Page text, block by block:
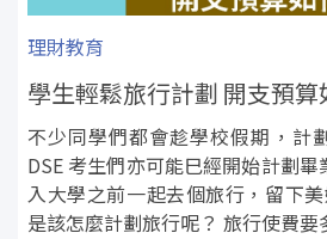
理財教育
學生輕鬆旅行計劃 開支預算
不少同學們都會趁學校假期，計
DSE 考生們亦可能巳經開始計劃
入大學之前一起去個旅行，留下
是該怎麼計劃旅行呢？ 旅行使費要